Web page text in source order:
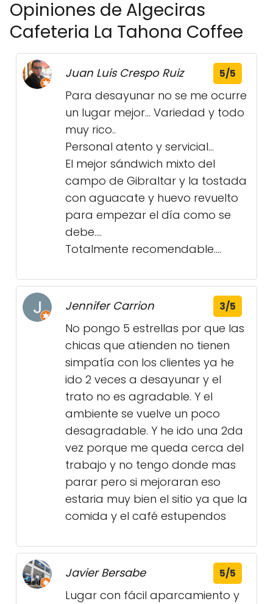
Opiniones de Algeciras
Cafeteria La Tahona Coffee
Juan Luis Crespo Ruiz 5/5
Para desayunar no se me ocurre
un lugar mejor... Variedad y todo
muy rico..
Personal atento y servicial...
El mejor sándwich mixto del
campo de Gibraltar y la tostada
con aguacate y huevo revuelto
para empezar el día como se
debe....
Totalmente recomendable....
Jennifer Carrion 3/5
No pongo 5 estrellas por que las
chicas que atienden no tienen
simpatía con los clientes ya he
ido 2 veces a desayunar y el
trato no es agradable. Y el
ambiente se vuelve un poco
desagradable. Y he ido una 2da
vez porque me queda cerca del
trabajo y no tengo donde mas
parar pero si mejoraran eso
estaria muy bien el sitio ya que la
comida y el café estupendos
Javier Bersabe 5/5
Lugar con fácil aparcamiento y